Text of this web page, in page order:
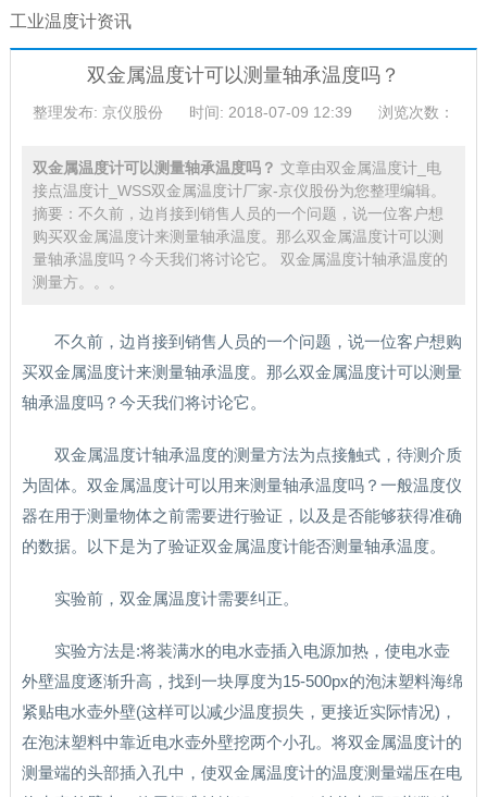
工业温度计资讯
双金属温度计可以测量轴承温度吗？
整理发布: 京仪股份 时间: 2018-07-09 12:39 浏览次数：
双金属温度计可以测量轴承温度吗？ 文章由双金属温度计_电
接点温度计_WSS双金属温度计厂家-京仪股份为您整理编辑。
摘要：不久前，边肖接到销售人员的一个问题，说一位客户想
购买双金属温度计来测量轴承温度。那么双金属温度计可以测
量轴承温度吗？今天我们将讨论它。 双金属温度计轴承温度的
测量方。。。
不久前，边肖接到销售人员的一个问题，说一位客户想购
买双金属温度计来测量轴承温度。那么双金属温度计可以测量
轴承温度吗？今天我们将讨论它。
双金属温度计轴承温度的测量方法为点接触式，待测介质
为固体。双金属温度计可以用来测量轴承温度吗？一般温度仪
器在用于测量物体之前需要进行验证，以及是否能够获得准确
的数据。以下是为了验证双金属温度计能否测量轴承温度。
实验前，双金属温度计需要纠正。
实验方法是:将装满水的电水壶插入电源加热，使电水壶
外壁温度逐渐升高，找到一块厚度为15-500px的泡沫塑料海绵
紧贴电水壶外壁(这样可以减少温度损失，更接近实际情况)，
在泡沫塑料中靠近电水壶外壁挖两个小孔。将双金属温度计的
测量端的头部插入孔中，使双金属温度计的温度测量端压在电